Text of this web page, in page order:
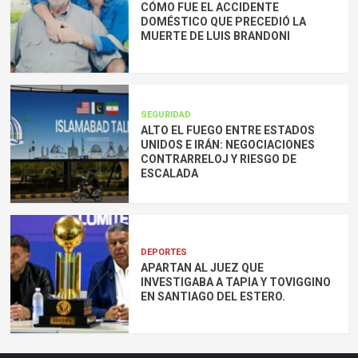
CÓMO FUE EL ACCIDENTE
DOMÉSTICO QUE PRECEDIÓ LA
MUERTE DE LUIS BRANDONI
SEGURIDAD
ALTO EL FUEGO ENTRE ESTADOS
UNIDOS E IRÁN: NEGOCIACIONES
CONTRARRELOJ Y RIESGO DE
ESCALADA
DEPORTES
APARTAN AL JUEZ QUE
INVESTIGABA A TAPIA Y TOVIGGINO
EN SANTIAGO DEL ESTERO.